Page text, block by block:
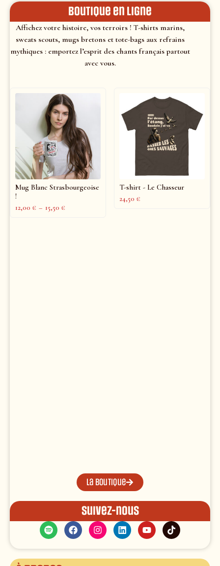
Boutique en ligne
Affichez votre histoire, vos terroirs ! T-shirts marins,
sweats scouts, mugs bretons et tote-bags aux refrains
mythiques : emportez l’esprit des chants français partout
avec vous.
Mug Blanc Strasbourgeoise
!
12,00 € – 15,50 €
T-shirt - Le Chasseur
24,50 €
La boutique
Suivez-nous